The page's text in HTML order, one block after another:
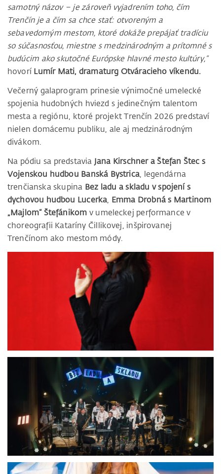
samotný názov – je zároveň vyjadrením toho, čím
Trenčín je a čím sa chce stať: otvoreným a
sebavedomým mestom, ktoré dokáže prepájať tradíciu
so súčasnosťou, miestne s medzinárodným a prítomné s
budúcim ako skutočné Európske hlavné mesto kultúry,“
hovorí Lumír Mati, dramaturg Otváracieho víkendu.
Večerný galaprogram prinesie výnimočné umelecké
spojenia hudobných hviezd s jedinečným talentom
mesta a regiónu, ktoré projekt Trenčín 2026 predstaví
nielen domácemu publiku, ale aj medzinárodným
divákom.
Na pódiu sa predstavia Jana Kirschner a Štefan Štec s
Vojenskou hudbou Banská Bystrica, legendárna
trenčianska skupina Bez ladu a skladu v spojení s
dychovou hudbou Lucerka, Emma Drobná s Martinom
„Majlom“ Štefánikom v umeleckej performance v
choreografii Kataríny Čillikovej, inšpirovanej
Trenčínom ako mestom módy.